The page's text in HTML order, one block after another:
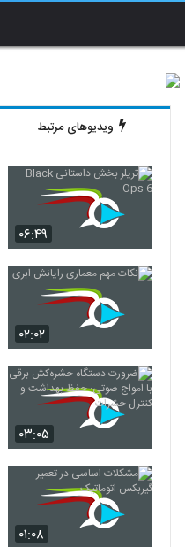
ویدیوهای مرتبط
۰۶:۴۹
۰۲:۰۲
۰۳:۰۵
۰۱:۰۸